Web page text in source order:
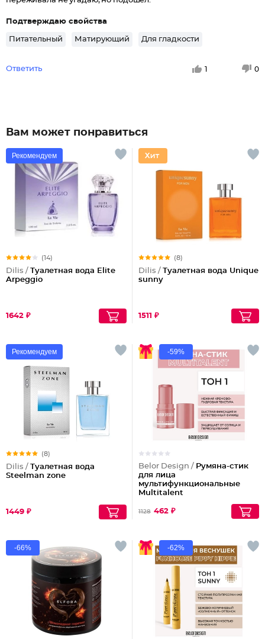
Подтверждаю свойства
Питательный Матирующий Для гладкости
Ответить 1 0
Вам может понравиться
Рекомендуем
(14)
Dilis / Туалетная вода Elite
Arpeggio
1642 ₽
(8)
Dilis / Туалетная вода Unique
sunny
1511 ₽
Рекомендуем
(8)
Dilis / Туалетная вода
Steelman zone
1449 ₽
-59%
Belor Design / Румяна-стик
для лица
мультифункциональные
Multitalent
1128 462 ₽
-66% -62%